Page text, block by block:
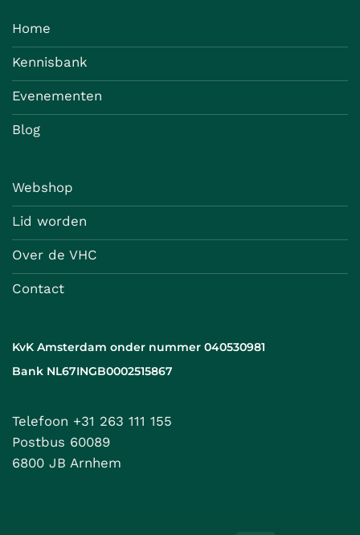
Home
Kennisbank
Evenementen
Blog
Webshop
Lid worden
Over de VHC
Contact
KvK Amsterdam onder nummer 040530981
Bank NL67INGB0002515867
Telefoon +31 263 111 155
Postbus 60089
6800 JB Arnhem